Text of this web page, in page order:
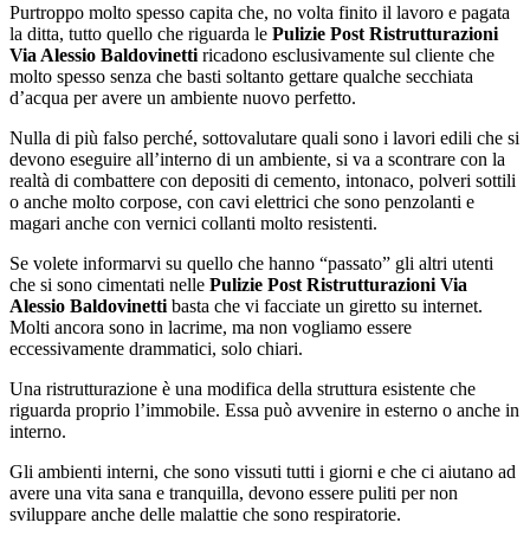
Purtroppo molto spesso capita che, no volta finito il lavoro e pagata
la ditta, tutto quello che riguarda le Pulizie Post Ristrutturazioni
Via Alessio Baldovinetti ricadono esclusivamente sul cliente che
molto spesso senza che basti soltanto gettare qualche secchiata
d’acqua per avere un ambiente nuovo perfetto.
Nulla di più falso perché, sottovalutare quali sono i lavori edili che si
devono eseguire all’interno di un ambiente, si va a scontrare con la
realtà di combattere con depositi di cemento, intonaco, polveri sottili
o anche molto corpose, con cavi elettrici che sono penzolanti e
magari anche con vernici collanti molto resistenti.
Se volete informarvi su quello che hanno “passato” gli altri utenti
che si sono cimentati nelle Pulizie Post Ristrutturazioni Via
Alessio Baldovinetti basta che vi facciate un giretto su internet.
Molti ancora sono in lacrime, ma non vogliamo essere
eccessivamente drammatici, solo chiari.
Una ristrutturazione è una modifica della struttura esistente che
riguarda proprio l’immobile. Essa può avvenire in esterno o anche in
interno.
Gli ambienti interni, che sono vissuti tutti i giorni e che ci aiutano ad
avere una vita sana e tranquilla, devono essere puliti per non
sviluppare anche delle malattie che sono respiratorie.